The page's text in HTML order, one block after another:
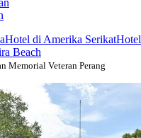
Hotel di Amerika SerikatHotel
Beach
Memorial Veteran Perang